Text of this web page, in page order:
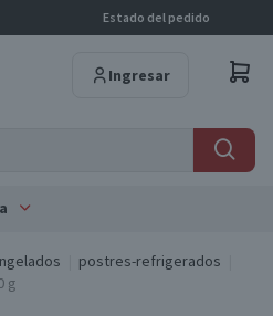
Estado del pedido
Ingresar
postres-refrigerados
g